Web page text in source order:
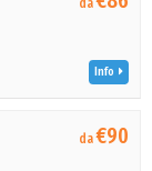
da
Info
da€90